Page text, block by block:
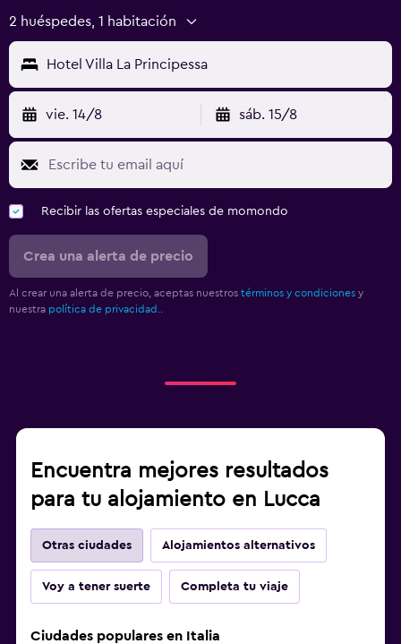
2 huéspedes, 1 habitación
Hotel Villa La Principessa
vie. 14/8 sáb. 15/8
Recibir las ofertas especiales de momondo
Crea una alerta de precio
Al crear una alerta de precio, aceptas nuestros términos y condiciones y
nuestra política de privacidad.
Encuentra mejores resultados
para tu alojamiento en Lucca
Otras ciudades Alojamientos alternativos
Voy a tener suerte Completa tu viaje
Ciudades populares en Italia